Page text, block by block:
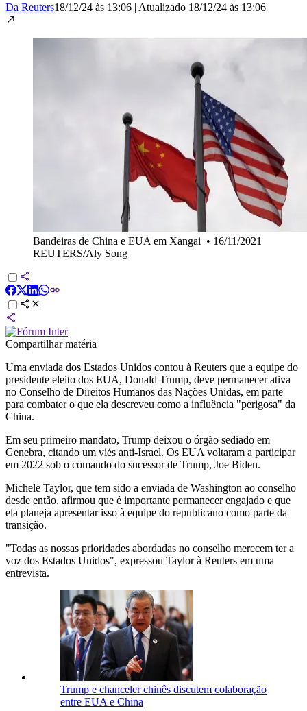
Da Reuters18/12/24 às 13:06 | Atualizado 18/12/24 às 13:06
Bandeiras de China e EUA em Xangai • 16/11/2021
REUTERS/Aly Song
Compartilhar matéria
Uma enviada dos Estados Unidos contou à Reuters que a equipe do
presidente eleito dos EUA, Donald Trump, deve permanecer ativa
no Conselho de Direitos Humanos das Nações Unidas, em parte
para combater o que ela descreveu como a influência "perigosa" da
China.
Em seu primeiro mandato, Trump deixou o órgão sediado em
Genebra, citando um viés anti-Israel. Os EUA voltaram a participar
em 2022 sob o comando do sucessor de Trump, Joe Biden.
Michele Taylor, que tem sido a enviada de Washington ao conselho
desde então, afirmou que é importante permanecer engajado e que
ela planeja apresentar isso à equipe do republicano como parte da
transição.
"Todas as nossas prioridades abordadas no conselho merecem ter a
voz dos Estados Unidos", expressou Taylor à Reuters em uma
entrevista.
Trump e chanceler chinês discutem colaboração
entre EUA e China